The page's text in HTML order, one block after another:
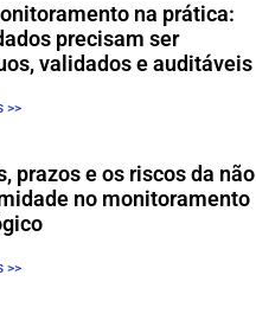
na prática:
precisam ser
validados e auditáveis
>>
prazos e os riscos da não
no monitoramento
>>